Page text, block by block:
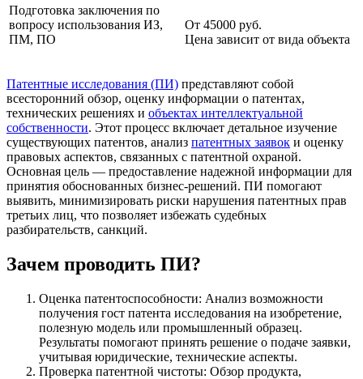
Подготовка заключения по
вопросу использования ИЗ,
ПМ, ПО
От 45000 руб.
Цена зависит от вида объекта
Патентные исследования (ПИ) представляют собой
всесторонний обзор, оценку информации о патентах,
технических решениях и объектах интеллектуальной
собственности. Этот процесс включает детальное изучение
существующих патентов, анализ патентных заявок и оценку
правовых аспектов, связанных с патентной охраной.
Основная цель — предоставление надежной информации для
принятия обоснованных бизнес-решений. ПИ помогают
выявить, минимизировать риски нарушения патентных прав
третьих лиц, что позволяет избежать судебных
разбирательств, санкций.
Зачем проводить ПИ?
Оценка патентоспособности: Анализ возможности
получения гост патента исследования на изобретение,
полезную модель или промышленный образец.
Результаты помогают принять решение о подаче заявки,
учитывая юридические, технические аспекты.
Проверка патентной чистоты: Обзор продукта,